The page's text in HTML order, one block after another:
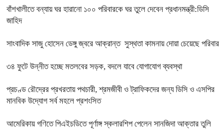
বাঁশখালীতে বন্যায় ঘর হারানো ১০০ পরিবারকে ঘর তুলে দেবেন প্রধানমন্ত্রী:ডিসি
জাহিদ
সাংবাদিক সাজু হোসেন ডেঙ্গু জ্বরে আক্রান্ত সুস্থতা কামনায় দোয়া চেয়েছে পরিবার
৩৪ ফুটে উন্নীত হচ্ছে মতলবের সড়ক, বদলে যাবে যোগাযোগ ব্যবস্থা
প্রচণ্ড রৌদ্রের প্রখরতায় পথচারী, শ্রমজীবী ও ট্রাফিকদের জন্য ডিসি ও এসপির
মানবিক উদ্যোগ সর্ব মহলে প্রশংসিত
আমেরিকায় গণিতে পিএইচডিতে পূর্ণাঙ্গ স্কলারশিপ পেলেন সানজিদা আক্তার তুলি